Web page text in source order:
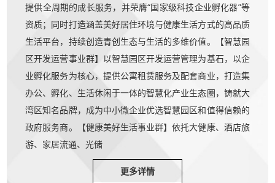
提供全周期的成长服务，并荣膺“国家级科技企业孵化器”等
资质；同时打造涵盖美好居住环境与健康生活方式的高品质
生活平台，持续创造青创生态与生活的多维价值。【智慧园
区开发运营事业群】以智慧园区开发运营管理为基石，以企
业孵化服务为核心，提供公寓租赁服务及配套商业，打造集
办公、孵化、生活休闲于一体的智慧化产业生态圈，铸就大
湾区知名品牌，成为中小微企业优选智慧园区和值得信赖的
政府服务商。【健康美好生活事业群】依托大健康、酒店旅
游、家居流通、光储
更多详情